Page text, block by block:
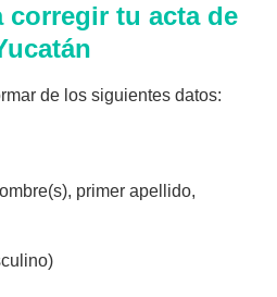
corregir tu acta de
de los siguientes datos:
primer apellido,